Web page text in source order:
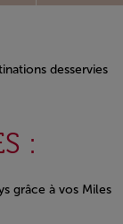
desservies
:
grâce à vos Miles